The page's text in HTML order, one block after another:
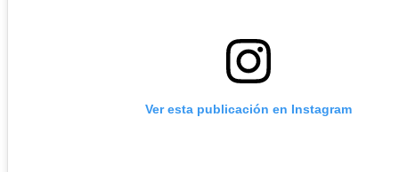
Ver esta publicación en Instagram